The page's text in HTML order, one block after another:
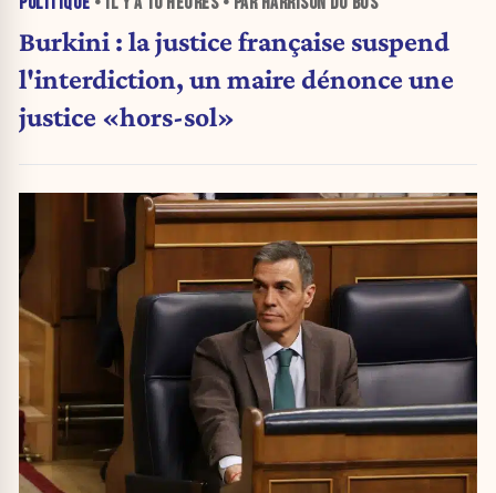
Burkini : la justice française suspend
l'interdiction, un maire dénonce une
justice «hors-sol»